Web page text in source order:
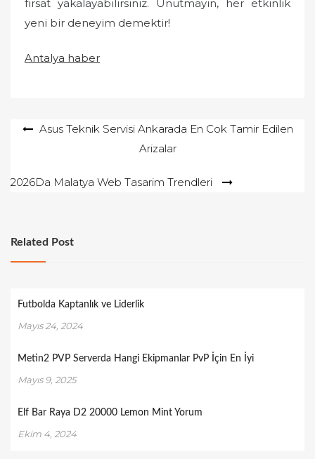
fırsat yakalayabilirsiniz. Unutmayın, her etkinlik
yeni bir deneyim demektir!
Antalya haber
Yazı Asus Teknik Servisi Ankarada En Cok Tamir Edilen
Arizalar
2026Da Malatya Web Tasarim Trendleri
Related Post
Futbolda Kaptanlık ve Liderlik
Mayıs 24, 2024
Metin2 PVP Serverda Hangi Ekipmanlar PvP İçin En İyi
Mayıs 9, 2025
Elf Bar Raya D2 20000 Lemon Mint Yorum
Ekim 4, 2024